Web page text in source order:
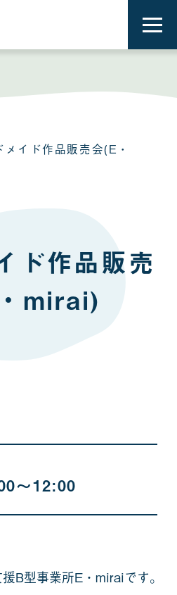
ニ
イド作品販売会(E・
ド作品販売
mirai)
〜12:00
B型事業所E・miraiです。